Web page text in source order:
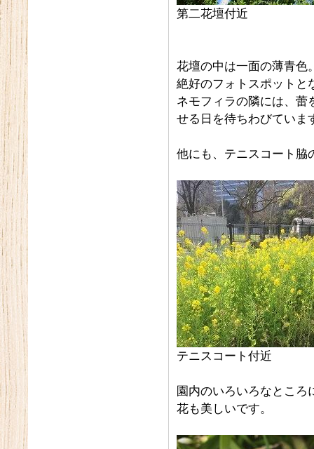
第二花壇付近
花壇の中は一面の薄青色
絶好のフォトスポットと
ネモフィラの隣には、蕾
せる日を待ちわびていま
他にも、テニスコート脇
テニスコート付近
園内のいろいろなところ
花も美しいです。